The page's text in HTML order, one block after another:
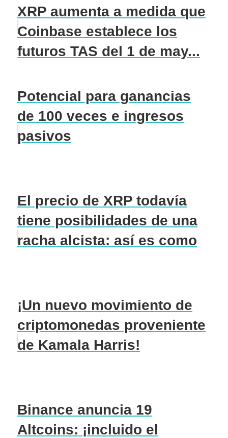
XRP aumenta a medida que
Coinbase establece los
futuros TAS del 1 de may...
Potencial para ganancias
de 100 veces e ingresos
pasivos
El precio de XRP todavía
tiene posibilidades de una
racha alcista: así es como
¡Un nuevo movimiento de
criptomonedas proveniente
de Kamala Harris!
Binance anuncia 19
Altcoins: ¡incluido el